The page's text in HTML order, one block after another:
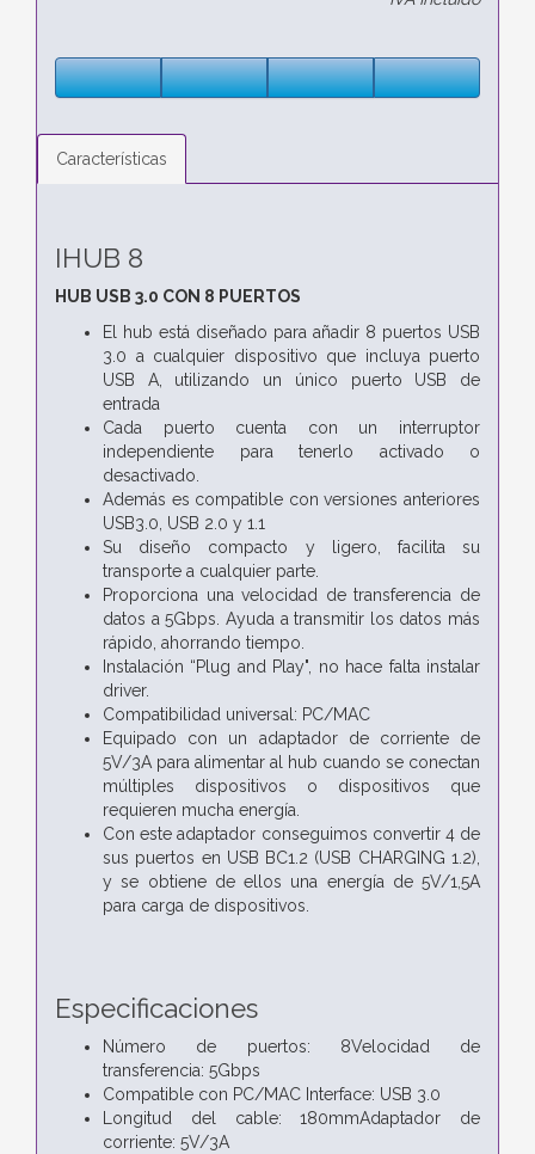
Características
IHUB 8
HUB USB 3.0 CON 8 PUERTOS
El hub está diseñado para añadir 8 puertos USB
3.0 a cualquier dispositivo que incluya puerto
USB A, utilizando un único puerto USB de
entrada
Cada puerto cuenta con un interruptor
independiente para tenerlo activado o
desactivado.
Además es compatible con versiones anteriores
USB3.0, USB 2.0 y 1.1
Su diseño compacto y ligero, facilita su
transporte a cualquier parte.
Proporciona una velocidad de transferencia de
datos a 5Gbps. Ayuda a transmitir los datos más
rápido, ahorrando tiempo.
Instalación “Plug and Play", no hace falta instalar
driver.
Compatibilidad universal: PC/MAC
Equipado con un adaptador de corriente de
5V/3A para alimentar al hub cuando se conectan
múltiples dispositivos o dispositivos que
requieren mucha energía.
Con este adaptador conseguimos convertir 4 de
sus puertos en USB BC1.2 (USB CHARGING 1.2),
y se obtiene de ellos una energía de 5V/1,5A
para carga de dispositivos.
Especificaciones
Número de puertos: 8Velocidad de
transferencia: 5Gbps
Compatible con PC/MAC Interface: USB 3.0
Longitud del cable: 180mmAdaptador de
corriente: 5V/3A